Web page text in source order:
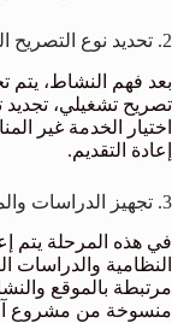
2. تحديد نوع التصريح المطلوب
بعد فهم النشاط، يتم
تصريح تشغيلي،
اختيار الخدمة غير
إعادة التقديم.
3. تجهيز الدراسات والمستندات
في هذه المرحلة يتم
النظامية والدراسات
مرتبطة بالموقع
منسوخة من مشروع